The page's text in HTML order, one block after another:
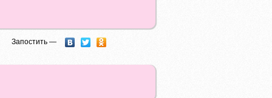
Запостить —